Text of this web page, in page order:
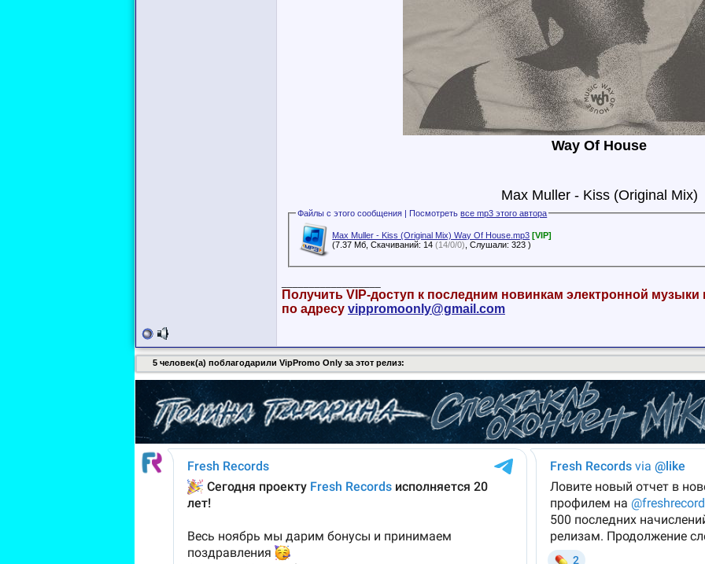
Way Of House
Max Muller - Kiss (Original Mix)
Файлы с этого сообщения | Посмотретьвсе mp3 этого автора
Max Muller - Kiss (Original Mix) Way Of House.mp3 [VIP]
(7.37 Мб, Скачиваний: 14(14/0/0) , Слушали: 323 )
Получить VIP-доступ к последним новинкам электронной
по адресу vippromoonly@gmail.com
5 человек(а) поблагодарили VipPromo Only за этот релиз: